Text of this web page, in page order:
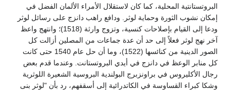
البروتستانتية المحلية، كما كان لاستقلال الأمراء الألمان الفضل في
إمكان نشوب الثورة وحماية لوثر. ودافع راهب دانزج على رسائل لوثر
ودعا إلى القيام بإصلاحات كنسية، وتزوج وارثة (1518)؛ وانتهج واعظ
آخر نهج لوثر فعلاً إلى حد أن عدة جماعات من المصلين أزالت كل
الصور الدينية من كنائسها (1522)، وما أن حل عام 1540 حتى كانت
كل منابر الوعظ في دانزج في أيدي البروتستانت. وعندما قدم بعض
رجال الأكليروس في براونزبرج البولندية البروسية الشعيرة اللوثرية
وشكا كبراء القساوسة في الكاتدرائية إلى أسقفهم، رد بأن "لوثر بنى